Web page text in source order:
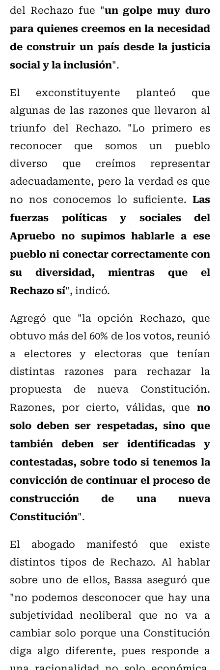
del Rechazo fue "un golpe muy duro
para quienes creemos en la necesidad
de construir un país desde la justicia
social y la inclusión".
El exconstituyente planteó que
algunas de las razones que llevaron al
triunfo del Rechazo. "Lo primero es
reconocer que somos un pueblo
diverso que creímos representar
adecuadamente, pero la verdad es que
no nos conocemos lo suficiente. Las
fuerzas políticas y sociales del
Apruebo no supimos hablarle a ese
pueblo ni conectar correctamente con
su diversidad, mientras que el
Rechazo sí", indicó.
Agregó que "la opción Rechazo, que
obtuvo más del 60% de los votos, reunió
a electores y electoras que tenían
distintas razones para rechazar la
propuesta de nueva Constitución.
Razones, por cierto, válidas, que no
solo deben ser respetadas, sino que
también deben ser identificadas y
contestadas, sobre todo si tenemos la
convicción de continuar el proceso de
construcción de una nueva
Constitución".
El abogado manifestó que existe
distintos tipos de Rechazo. Al hablar
sobre uno de ellos, Bassa aseguró que
"no podemos desconocer que hay una
subjetividad neoliberal que no va a
cambiar solo porque una Constitución
diga algo diferente, pues responde a